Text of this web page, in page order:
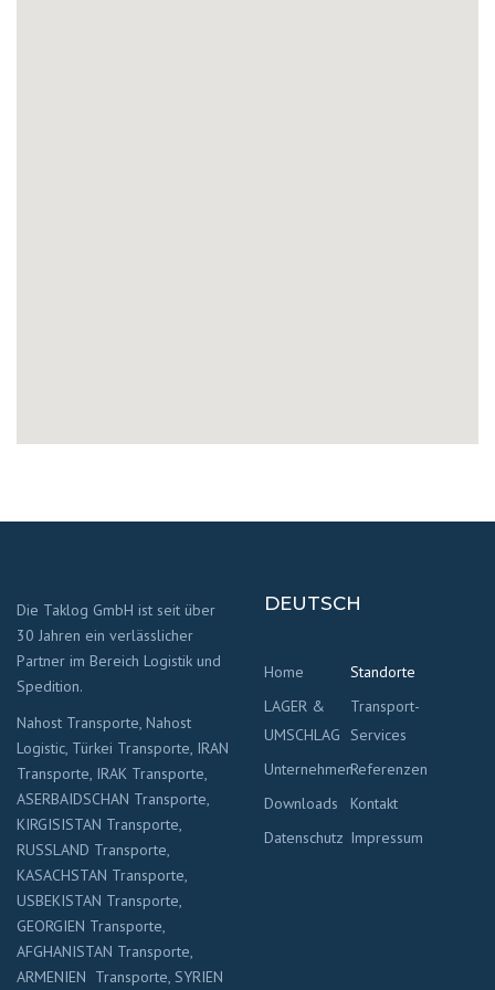
Die Taklog GmbH ist seit über
30 Jahren ein verlässlicher
Partner im Bereich Logistik und
Spedition.
Nahost Transporte, Nahost
Logistic, Türkei Transporte, IRAN
Transporte, IRAK Transporte,
ASERBAIDSCHAN Transporte,
KIRGISISTAN Transporte,
RUSSLAND Transporte,
KASACHSTAN Transporte,
USBEKISTAN Transporte,
GEORGIEN Transporte,
AFGHANISTAN Transporte,
ARMENIEN Transporte, SYRIEN
DEUTSCH
Home
Standorte
LAGER &
UMSCHLAG
Transport-
Services
UnternehmenReferenzen
Downloads
Kontakt
Datenschutz Impressum